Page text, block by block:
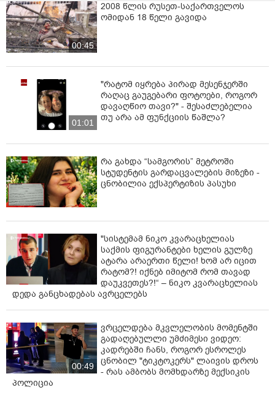
მომხდარიდან მალევე, ირანის უზენაესმა ლიდერმა,
მოჯთაბა ხამენეიმ განცხადება გაავრცელა და
აღნიშნა, რომ „ირანის სამხედრო-საზღვაო ძალები
მზად არის მტერს მწარე მარცხი მიაყენოს“.
„ისევე როგორც, ირანის დრონები აშშ-ისა და სიონისტ
მკვლელებს ელვისებურად ურტყამენ, ჩვენი მამაცი
სამხედრო-საზღვაო ძალები მზადაა მტერს ახალი
მწარე მარცხი მიაყენოს“, - დაწერა ირანის უზენაესმა
ლიდერმა „ტელეგრამზე.
საზღვაო ძალების გემები ჰორმუზის სრუტეში გემებს
რადიოშეტყობინებებს უგზავნიან და აფრთხილებენ,
რომ სრუტე კვლავ დახურულია.
00:45
2008 წლის რუსეთ-საქართველოს
ომიდან 18 წელი გავიდა
01:01
"რატომ იყრება პირად მესენჯერში
რაღაც გაუგებარი ფოტოები, როგორ
დავაღწიო თავი?" - შესაძლებელია
თუ არა ამ ფუნქციის წაშლა?
რა გახდა “სამგორის” მეტროში
სტუდენტის გარდაცვალების მიზეზი -
ცნობილია ექსპერტიზის პასუხი
"სისტემამ ნიკო კვარაცხელიას
საქმის ფიგურანტები ხელის გულზე
ატარა არაერთი წელი! ხომ არ იცით
რატომ?! იქნებ იმიტომ რომ თავად
დაუკვეთეს?!“ – ნიკო კვარაცხელიას
დედა განცხადებას ავრცელებს
00:49
ვრცელდება მკვლელობის მომენტში
გადაღებულლი უმძიმესი ვიდეო:
კადრებში ჩანს, როგორ ესროლეს
ცნობილ "ტიკტოკერს" ლაივის დროს
- რას ამბობს მომხდარზე მექსიკის
პოლიცია